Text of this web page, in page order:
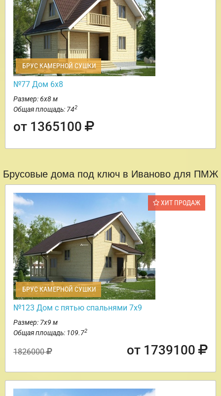
БРУС КАМЕРНОЙ СУШКИ
№77 Дом 6х8
Размер: 6х8 м
Общая площадь: 742
от 1365100
Брусовые дома под ключ в Иваново для ПМЖ
ХИТ ПРОДАЖ
БРУС КАМЕРНОЙ СУШКИ
№123 Дом с пятью спальнями 7х9
Размер: 7х9 м
Общая площадь: 109.72
1826000 от 1739100